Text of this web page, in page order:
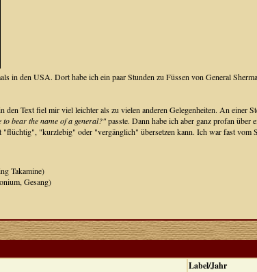
in den USA. Dort habe ich ein paar Stunden zu Füssen von General
Text fiel mir viel leichter als zu vielen anderen Gelegenheiten. An einer
to bear the name of a general?"passte. Dann habe ich aber ganz profan über
"kurzlebig" oder "vergänglich" übersetzen kann. Ich war fast vom
Takamine)
Gesang)
Label/Jahr